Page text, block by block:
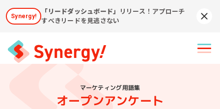
Synergy!
「リードダッシュボード」
リリース！アプローチ
すべきリードを見逃さない
マーケティング用語集
オープンアンケート